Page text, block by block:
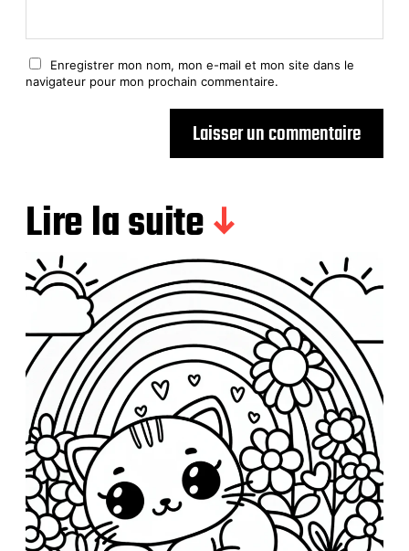
Enregistrer mon nom, mon e-mail et mon site dans le
navigateur pour mon prochain commentaire.
Lire la suite